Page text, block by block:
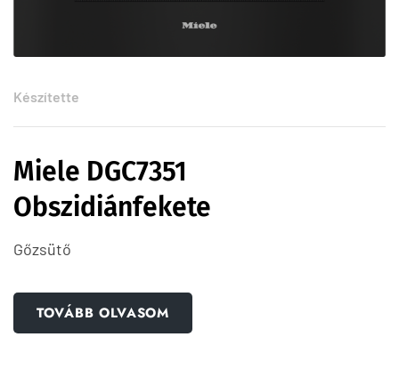
Készítette
Miele DGC7351
Obszidiánfekete
Gőzsütő
TOVÁBB OLVASOM